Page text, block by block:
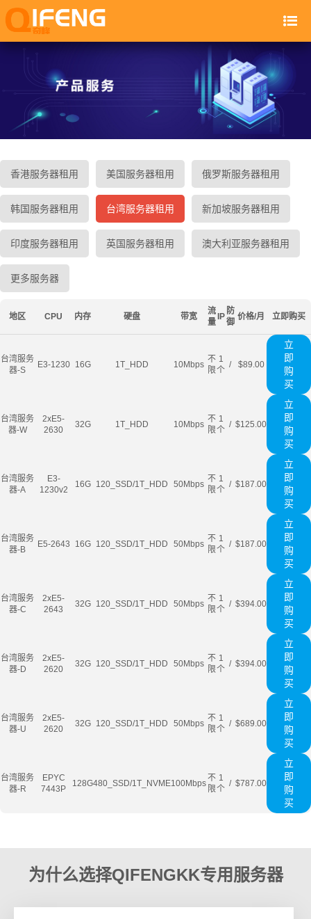
香港服务器租用 美国服务器租用 俄罗斯服务器租用
韩国服务器租用 台湾服务器租用 新加坡服务器租用
印度服务器租用 英国服务器租用 澳大利亚服务器租用
更多服务器
地区 CPU 内存 硬盘 带宽
流
量
IP
防
御
价格/月 立即购买
台湾服务
器-S
E3-1230 16G 1T_HDD 10Mbps
不
限
1
个
/ $89.00
立
即
购
买
台湾服务
器-W
2xE5-
2630
32G 1T_HDD 10Mbps
不
限
1
个
/ $125.00
立
即
购
买
台湾服务
器-A
E3-
1230v2
16G 120_SSD/1T_HDD 50Mbps
不
限
1
个
/ $187.00
立
即
购
买
台湾服务
器-B
E5-2643 16G 120_SSD/1T_HDD 50Mbps
不
限
1
个
/ $187.00
立
即
购
买
台湾服务
器-C
2xE5-
2643
32G 120_SSD/1T_HDD 50Mbps
不
限
1
个
/ $394.00
立
即
购
买
台湾服务
器-D
2xE5-
2620
32G 120_SSD/1T_HDD 50Mbps
不
限
1
个
/ $394.00
立
即
购
买
台湾服务
器-U
2xE5-
2620
32G 120_SSD/1T_HDD 50Mbps
不
限
1
个
/ $689.00
立
即
购
买
台湾服务
器-R
EPYC
7443P
128G480_SSD/1T_NVME100Mbps
不
限
1
个
/ $787.00
立
即
购
买
为什么选择QIFENGKK专用服务器